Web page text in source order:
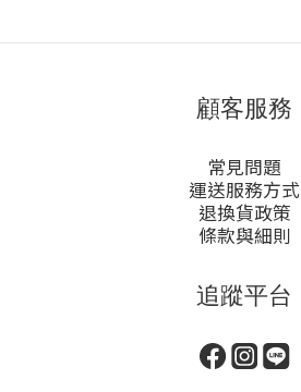
顧客服務
常見問題
運送服務方式
退換貨政策
條款與細則
追蹤平台